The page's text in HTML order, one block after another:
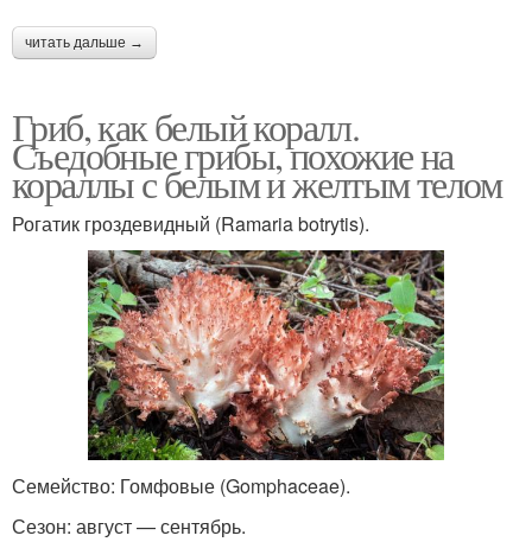
читать дальше →
Гриб, как белый коралл.
Съедобные грибы, похожие на
кораллы с белым и желтым телом
Рогатик гроздевидный (Ramaria botrytis).
Семейство: Гомфовые (Gomphaceae).
Сезон: август — сентябрь.